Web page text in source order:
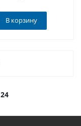
В корзину
24